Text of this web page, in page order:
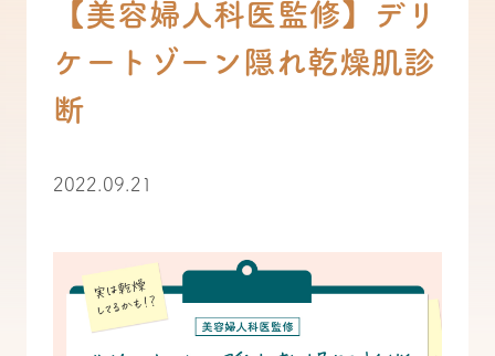
【美容婦人科医監修】デリ
ケートゾーン隠れ乾燥肌診
断
2022.09.21